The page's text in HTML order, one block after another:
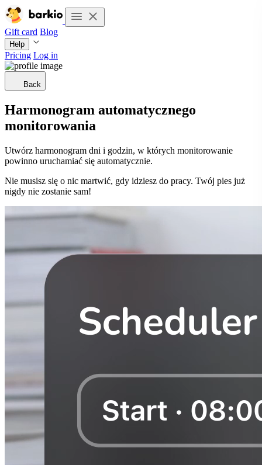
Gift card Blog
Help
Pricing Log in
Back
Harmonogram automatycznego
monitorowania
Utwórz harmonogram dni i godzin, w których monitorowanie
powinno uruchamiać się automatycznie.
Nie musisz się o nic martwić, gdy idziesz do pracy. Twój pies już
nigdy nie zostanie sam!